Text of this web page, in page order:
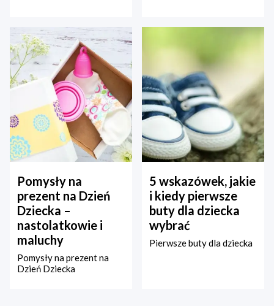
Pomysły na
prezent na Dzień
Dziecka –
nastolatkowie i
maluchy
Pomysły na prezent na
Dzień Dziecka
5 wskazówek, jakie
i kiedy pierwsze
buty dla dziecka
wybrać
Pierwsze buty dla dziecka